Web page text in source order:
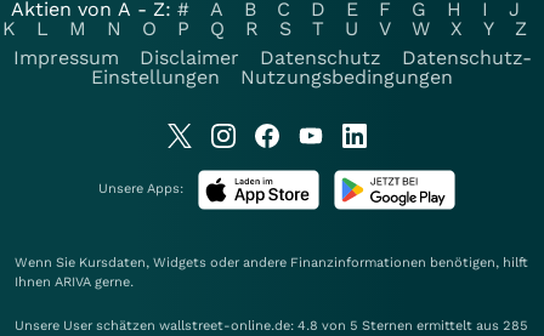
Aktien von A - Z: # A B C D E F G H I
J
K
L M N O P Q R S T U V W X Y
Z
Impressum
Disclaimer Datenschutz
Datenschutz-
Einstellungen
Nutzungsbedingungen
Unsere Apps:
Wenn Sie Kursdaten, Widgets oder andere Finanzinformationen benötigen, hilft
Ihnen ARIVA gerne.
Unsere User schätzen wallstreet-online.de: 4.8 von 5 Sternen ermittelt aus 285